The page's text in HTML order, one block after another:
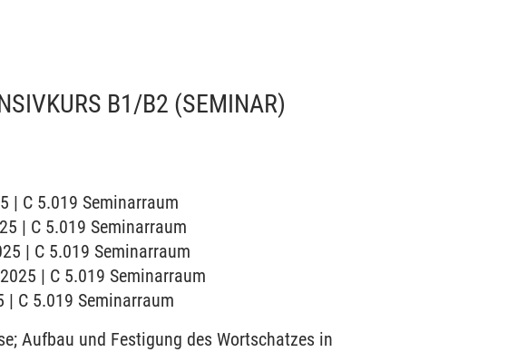
B1/B2 (SEMINAR)
| C 5.019 Seminarraum
| C 5.019 Seminarraum
| C 5.019 Seminarraum
| C 5.019 Seminarraum
C 5.019 Seminarraum
Aufbau und Festigung des Wortschatzes in